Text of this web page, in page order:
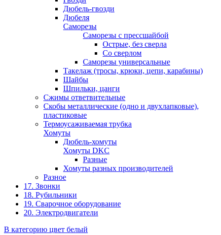
Дюбель-гвозди
Дюбеля
Саморезы
Саморезы с прессшайбой
Острые, без сверла
Со сверлом
Саморезы универсальные
Такелаж (тросы, крюки, цепи, карабины)
Шайбы
Шпильки, цанги
Сжимы ответвительные
Скобы металлические (одно и двухлапковые),
пластиковые
Термоусаживаемая трубка
Хомуты
Дюбель-хомуты
Хомуты DKC
Разные
Хомуты разных производителей
Разное
17. Звонки
18. Рубильники
19. Сварочное оборудование
20. Электродвигатели
В категорию цвет белый